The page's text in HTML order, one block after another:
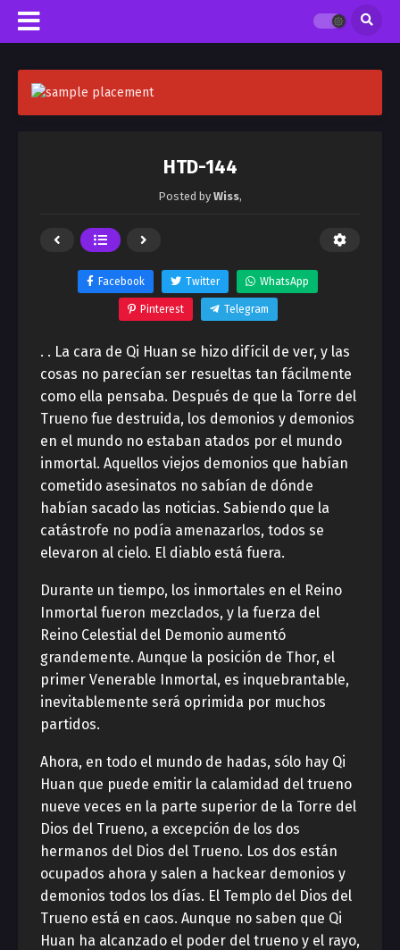
HTD-144
Posted by Wiss,
Facebook Twitter WhatsApp
Pinterest Telegram
. . La cara de Qi Huan se hizo difícil de ver, y las
cosas no parecían ser resueltas tan fácilmente
como ella pensaba. Después de que la Torre del
Trueno fue destruida, los demonios y demonios
en el mundo no estaban atados por el mundo
inmortal. Aquellos viejos demonios que habían
cometido asesinatos no sabían de dónde
habían sacado las noticias. Sabiendo que la
catástrofe no podía amenazarlos, todos se
elevaron al cielo. El diablo está fuera.
Durante un tiempo, los inmortales en el Reino
Inmortal fueron mezclados, y la fuerza del
Reino Celestial del Demonio aumentó
grandemente. Aunque la posición de Thor, el
primer Venerable Inmortal, es inquebrantable,
inevitablemente será oprimida por muchos
partidos.
Ahora, en todo el mundo de hadas, sólo hay Qi
Huan que puede emitir la calamidad del trueno
nueve veces en la parte superior de la Torre del
Dios del Trueno, a excepción de los dos
hermanos del Dios del Trueno. Los dos están
ocupados ahora y salen a hackear demonios y
demonios todos los días. El Templo del Dios del
Trueno está en caos. Aunque no saben que Qi
Huan ha alcanzado el poder del trueno y el rayo,